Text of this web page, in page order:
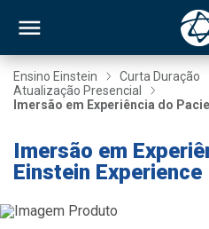
Ensino Einstein Curta Duração
Atualização Presencial
Imersão em Experiência do
Imersão em
Einstein Experience